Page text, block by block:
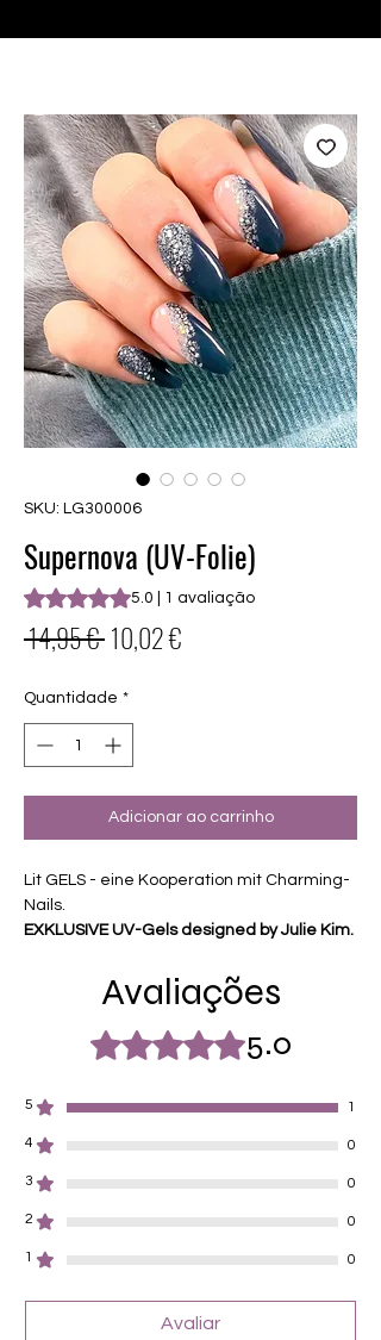
SKU: LG300006
Supernova (UV-Folie)
A classificação é 5.0 de 5 estrelas com
5.0 | 1 avaliação
14,95 € Preço
10,02 €
Quantidade *
Adicionar ao carrinho
Lit GELS - eine Kooperation mit Charming-
Nails.
EXKLUSIVE UV-Gels designed by Julie Kim.
Diese Folien haben einen Dome und
dünnere Ränder
hohe Haltbarkeit und absoluter Glanz -
ohne EXTRA Topcoat
brauchen keinen Unter- oder Überlack
werden - 2-4 x 60 Sekunden (je nach
Lampentyp)!!
30 Folien von unterschiedlicher Grösse
Entfernung mittels Stäbchenmethode
oder Nagellackentferner getränktem
Hufstäbchen oder Zahnseidestick unter
Avaliações
Rated 5 out of 5 stars.5.0
5 1
4 0
3 0
2 0
1 0
Avaliar